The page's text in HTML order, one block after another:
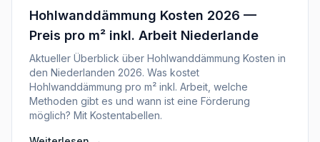
Hohlwanddämmung Kosten 2026 —
Preis pro m² inkl. Arbeit Niederlande
Aktueller Überblick über Hohlwanddämmung Kosten in
den Niederlanden 2026. Was kostet
Hohlwanddämmung pro m² inkl. Arbeit, welche
Methoden gibt es und wann ist eine Förderung
möglich? Mit Kostentabellen.